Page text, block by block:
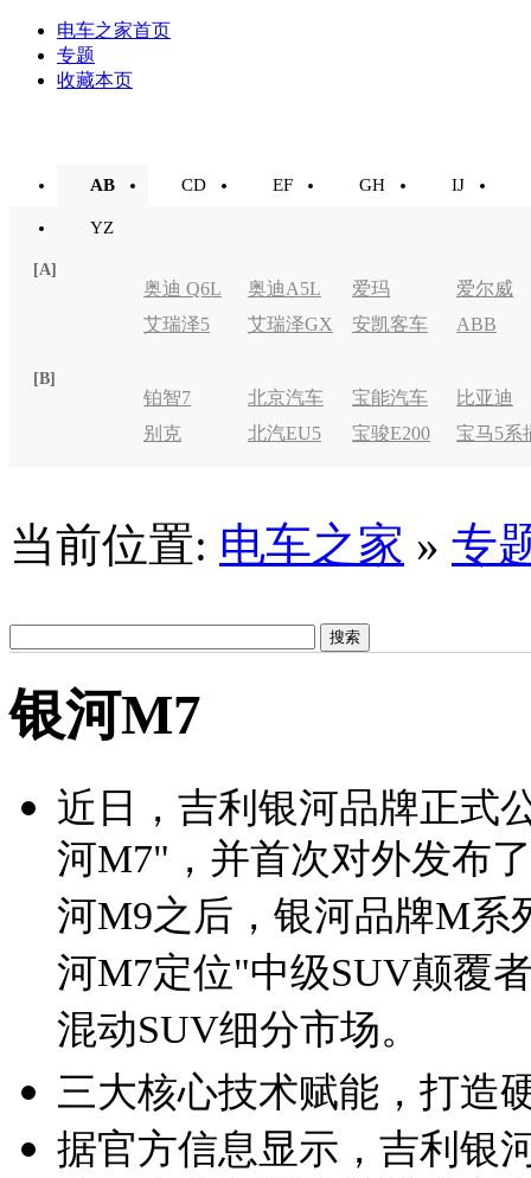
电车之家首页
专题
收藏本页
AB CD EF GH IJ
YZ
[A]
奥迪 Q6L
e-tron
奥迪A5L 爱玛
爱尔威
艾瑞泽5
艾瑞泽GX 安凯客车 ABB
[B]
铂智7 北京汽车
制造厂
宝能汽车
比亚迪
别克
北汽EU5 宝骏E200 宝马5系
当前位置: 电车之家 » 专
银河M7
近日，吉利银河品牌正式
河M7"，并首次对外发布
河M9之后，银河品牌M系
河M7定位"中级SUV颠覆
混动SUV细分市场。
三大核心技术赋能，打造
据官方信息显示，吉利银